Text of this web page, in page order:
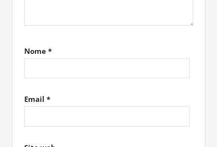
Nome *
Email *